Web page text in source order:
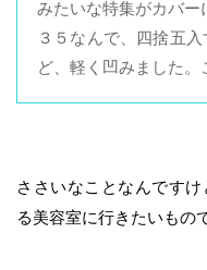
みたいな特集がカバー
３５なんで、四捨五
ど、軽く凹みました。
ささいなことなんです
る美容室に行きたいもの